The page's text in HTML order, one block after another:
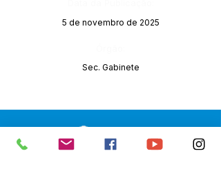
5 de novembro de 2025
Sec. Gabinete